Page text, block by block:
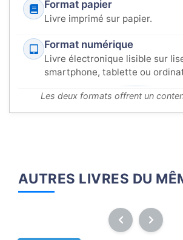
Format papier
Livre imprimé sur papier.
Format numérique
Livre électronique lisible sur
smartphone, tablette ou
Les deux formats offrent un
AUTRES LIVRES DU